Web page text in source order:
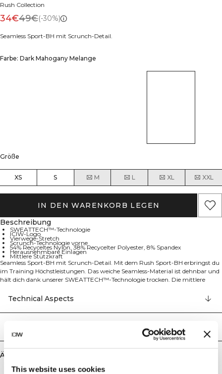
This website uses cookies
Rush Collection
34€49€(-30%)
Seamless Sport-BH mit Scrunch-Detail.
Farbe: Dark Mahogany Melange
Größe
XS S M L XL XXL
IN DEN WARENKORB LEGEN
Beschreibung
SWEATTECH™-Technologie
ICIW-Logo
Vierwege-Stretch
Scrunch-Technologie vorne
54% Recyceltes Nylon, 38% Recycelter Polyester, 8% Spandex
Herausnehmbare Einlagen
Mittlere Stützkraft
Seamless Sport-BH mit Scrunch-Detail. Mit dem Rush Sport-BH erbringst du
im Training Höchstleistungen. Das weiche Seamless-Material ist dehnbar und
hält dich dank unserer SWEATTECH™-Technologie trocken. Die mittlere
vorne, das Rippbündchen und der Strick ergeben zusammen einen
bequemen und schmeichelhaften Sport-BH. Die SWEATTECH™-Technologie,
das ICIW-Logo, der Vierwege-Stretch, die Scrunch-Technologie vorne, die
einem perfekten Trainingsbegleiter. 54% Recycled Nylon 38% Recycled
Polyester 8% Elastan.
Technical Aspects
Ähnliche Produkte